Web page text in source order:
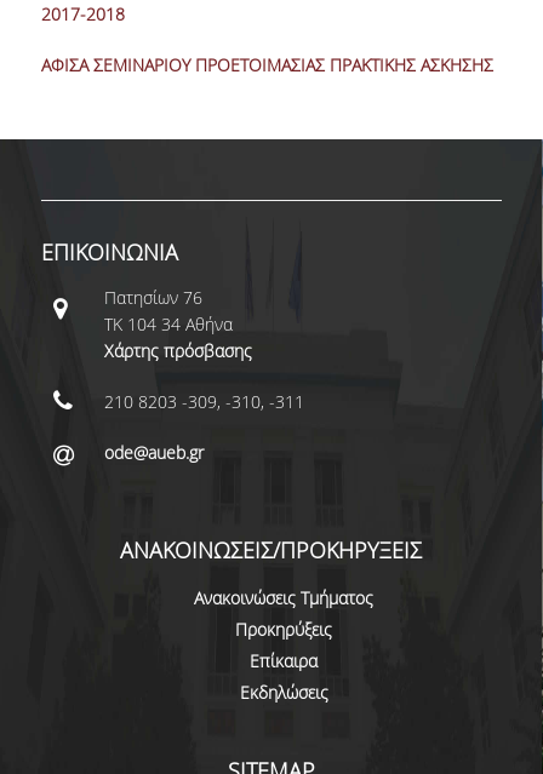
ΕΝΤΕΤΑΛΜΕΝΟΙ ΔΙΔΑΣΚΟΝΤΕΣ ΑΚΑΔ.ΕΤΟΥΣ
ΜΕΛΗ Ε.Δ.Π
ΜΕΛΗ Ε.Τ.Ε.Π.
ΔΙΟΙΚΗΤΙΚΟ ΠΡΟΣΩΠΙΚΟ
ΜΗΤΡΩΑ
ΩΡΕΣ ΓΡΑΦΕΙΟΥ ΑΚΑΔΗΜΑΪΚΟΥ
ΠΡΟΠΤΥΧΙΑΚΕΣ ΣΠΟΥΔΕΣ
ΟΔΗΓΟΣ ΣΠΟΥΔΩΝ
ΠΡΟΓΡΑΜΜΑ ΣΠΟΥΔΩΝ
ΜΑΘΗΜΑΤΑ ΠΡΟΓΡΑΜΜΑΤΟΣ ΣΠΟΥΔΩΝ
2017-2018
ΑΦΙΣΑ ΣΕΜΙΝΑΡΙΟΥ ΠΡΟΕΤΟΙΜΑΣΙΑΣ ΠΡΑΚΤΙΚΗΣ ΑΣΚΗΣΗΣ
ΕΠΙΚΟΙΝΩΝΙΑ
Πατησίων 76
ΤΚ 104 34 Αθήνα
Χάρτης πρόσβασης
210 8203 -309, -310, -311
ode@aueb.gr
ΑΝΑΚΟΙΝΩΣΕΙΣ/ΠΡΟΚΗΡΥΞΕΙΣ
Ανακοινώσεις Τμήματος
Προκηρύξεις
Επίκαιρα
Εκδηλώσεις